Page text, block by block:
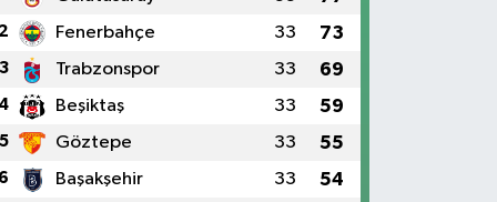
Fenerbahçe 33 73
3 Trabzonspor 33 69
Beşiktaş 33 59
5 Göztepe 33 55
Başakşehir 33 54